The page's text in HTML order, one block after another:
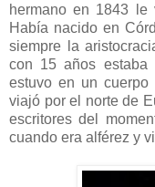
hermano en 1843 le
Había nacido en
siempre la
con 15 años estaba
estuvo en un
viajó por el norte de
escritores del
cuando era alférez y